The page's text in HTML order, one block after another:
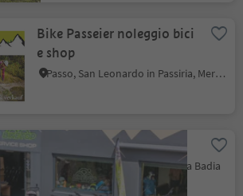
Bike Passeier noleggio bici
e shop
Passo, San Leonardo in Passiria, Merano e dintorni
Bike Top La Val
La Val, Regione dolomitica Alta Badia